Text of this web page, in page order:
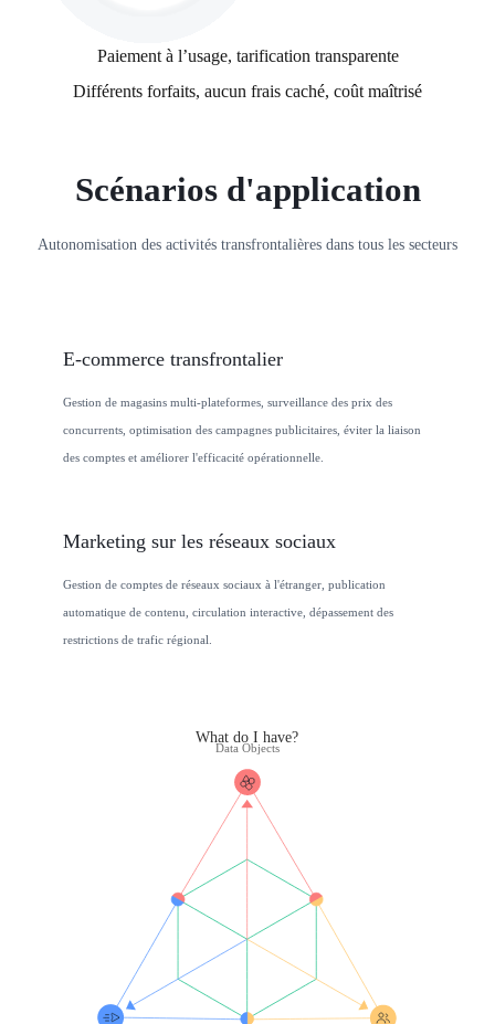
Paiement à l’usage, tarification transparente
Différents forfaits, aucun frais caché, coût maîtrisé
Scénarios d'application
Autonomisation des activités transfrontalières dans tous les secteurs
E-commerce transfrontalier
Gestion de magasins multi-plateformes, surveillance des prix des
concurrents, optimisation des campagnes publicitaires, éviter la liaison
des comptes et améliorer l'efficacité opérationnelle.
Marketing sur les réseaux sociaux
Gestion de comptes de réseaux sociaux à l'étranger, publication
automatique de contenu, circulation interactive, dépassement des
restrictions de trafic régional.
What do I have?
Data Objects